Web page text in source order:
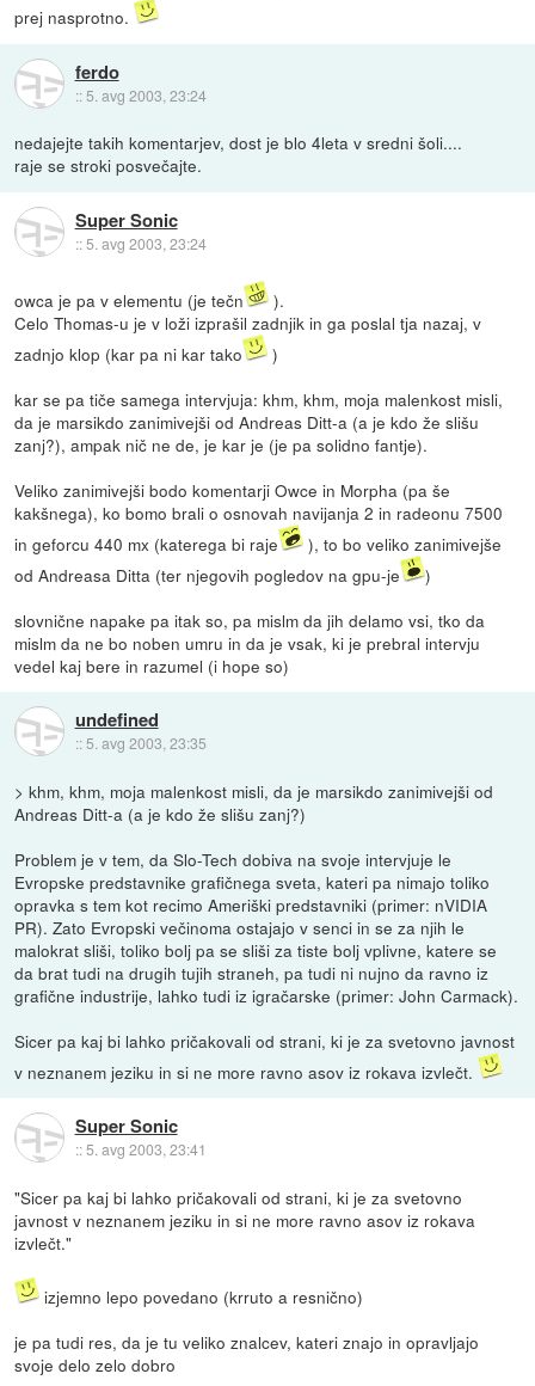
prej nasprotno.
ferdo
:: 5. avg 2003, 23:24
nedajejte takih komentarjev, dost je blo 4leta v sredni šoli....
raje se stroki posvečajte.
Super Sonic
::5. avg 2003, 23:24
owca je pa v elementu (je tečn
).
Celo Thomas-u je v loži izprašil zadnjik in ga poslal tja nazaj, v
zadnjo klop (kar pa ni kar tako
)
kar se pa tiče samega intervjuja: khm, khm, moja malenkost misli,
da je marsikdo zanimivejši od Andreas Ditt-a (a je kdo že slišu
zanj?), ampak nič ne de, je kar je (je pa solidno fantje).
Veliko zanimivejši bodo komentarji Owce in Morpha (pa še
kakšnega), ko bomo brali o osnovah navijanja 2 in radeonu 7500
in geforcu 440 mx (katerega bi raje
), to bo veliko zanimivejše
od Andreasa Ditta (ter njegovih pogledov na gpu-je
)
slovnične napake pa itak so, pa mislm da jih delamo vsi, tko da
mislm da ne bo noben umru in da je vsak, ki je prebral intervju
vedel kaj bere in razumel (i hope so)
undefined
:: 5. avg 2003, 23:35
> khm, khm, moja malenkost misli, da je marsikdo zanimivejši od
Andreas Ditt-a (a je kdo že slišu zanj?)
Problem je v tem, da Slo-Tech dobiva na svoje intervjuje le
Evropske predstavnike grafičnega sveta, kateri pa nimajo toliko
opravka s tem kot recimo Ameriški predstavniki (primer: nVIDIA
PR). Zato Evropski večinoma ostajajo v senci in se za njih le
malokrat sliši, toliko bolj pa se sliši za tiste bolj vplivne, katere se
da brat tudi na drugih tujih straneh, pa tudi ni nujno da ravno iz
grafične industrije, lahko tudi iz igračarske (primer: John Carmack).
Sicer pa kaj bi lahko pričakovali od strani, ki je za svetovno javnost
v neznanem jeziku in si ne more ravno asov iz rokava izvlečt.
Super Sonic
::5. avg 2003, 23:41
"Sicer pa kaj bi lahko pričakovali od strani, ki je za svetovno
javnost v neznanem jeziku in si ne more ravno asov iz rokava
izvlečt."
izjemno lepo povedano (krruto a resnično)
je pa tudi res, da je tu veliko znalcev, kateri znajo in opravljajo
svoje delo zelo dobro